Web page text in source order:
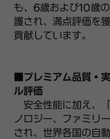
も、6歳および10歳
護され、満点評価を
貢献しています。
■プレミアム品質・
ル評価
安全性能に加え、
ノロジー、ファミリ
され、世界各国の自